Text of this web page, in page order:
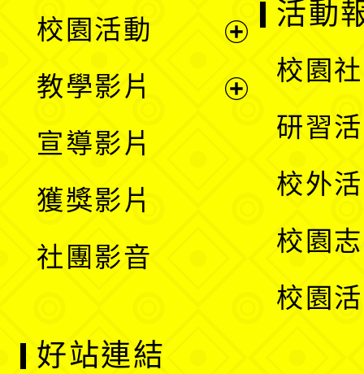
選
校園活動
教學影片
宣導影片
獲獎影片
社團影音
活動
校園
研習
校外
校園
校園
好站連結